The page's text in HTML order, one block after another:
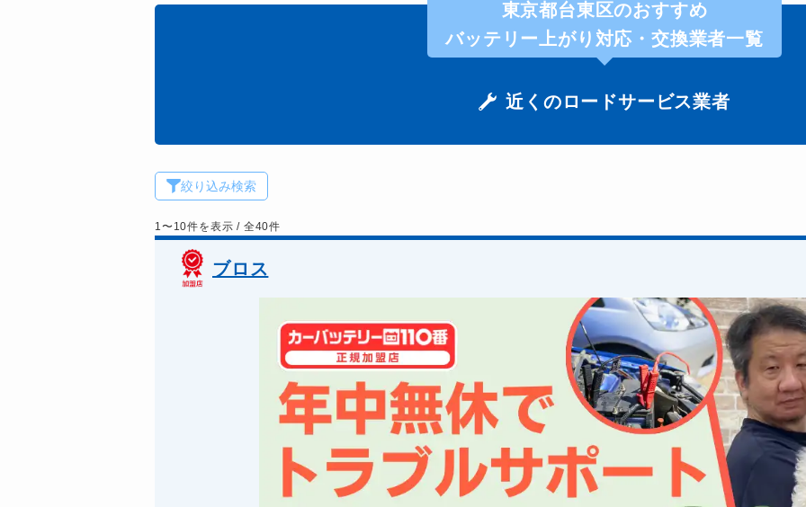
東京都台東区のおすすめ
バッテリー上がり対応・交換業者一覧
近くのロードサービス業者
絞り込み検索
1〜10件を表示 / 全40件
ブロス